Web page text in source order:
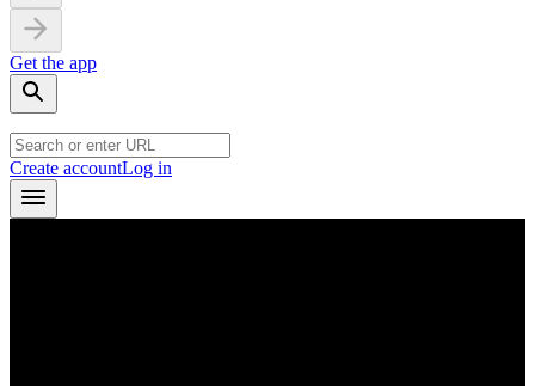
Get the app
Create accountLog in